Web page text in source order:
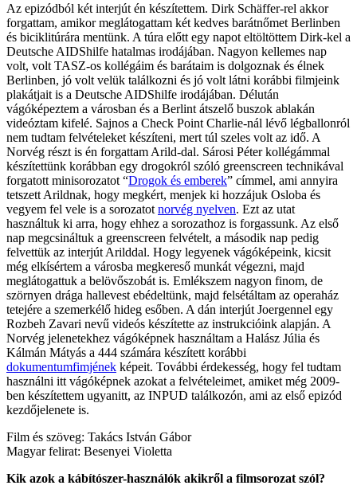
Az epizódból két interjút én készítettem. Dirk Schäffer-rel akkor
forgattam, amikor meglátogattam két kedves barátnőmet Berlinben
és biciklitúrára mentünk. A túra előtt egy napot eltöltöttem Dirk-kel a
Deutsche AIDShilfe hatalmas irodájában. Nagyon kellemes nap
volt, volt TASZ-os kollégáim és barátaim is dolgoznak és élnek
Berlinben, jó volt velük találkozni és jó volt látni korábbi filmjeink
plakátjait is a Deutsche AIDShilfe irodájában. Délután
vágóképeztem a városban és a Berlint átszelő buszok ablakán
videóztam kifelé. Sajnos a Check Point Charlie-nál lévő légballonról
nem tudtam felvételeket készíteni, mert túl szeles volt az idő. A
Norvég részt is én forgattam Arild-dal. Sárosi Péter kollégámmal
készítettünk korábban egy drogokról szóló greenscreen technikával
forgatott minisorozatot “Drogok és emberek” címmel, ami annyira
tetszett Arildnak, hogy megkért, menjek ki hozzájuk Osloba és
vegyem fel vele is a sorozatot norvég nyelven. Ezt az utat
használtuk ki arra, hogy ehhez a sorozathoz is forgassunk. Az első
nap megcsináltuk a greenscreen felvételt, a második nap pedig
felvettük az interjút Arilddal. Hogy legyenek vágóképeink, kicsit
még elkísértem a városba megkereső munkát végezni, majd
meglátogattuk a belövőszobát is. Emlékszem nagyon finom, de
szörnyen drága hallevest ebédeltünk, majd felsétáltam az operaház
tetejére a szemerkélő hideg esőben. A dán interjút Joergennel egy
Rozbeh Zavari nevű videós készítette az instrukcióink alapján. A
Norvég jelenetekhez vágóképnek használtam a Halász Júlia és
Kálmán Mátyás a 444 számára készített korábbi
dokumentumfimjének képeit. További érdekesség, hogy fel tudtam
használni itt vágóképnek azokat a felvételeimet, amiket még 2009-
ben készítettem ugyanitt, az INPUD találkozón, ami az első epizód
kezdőjelenete is.
Film és szöveg: Takács István Gábor
Magyar felirat: Besenyei Violetta
Kik azok a kábítószer-használók akikről a filmsorozat szól?